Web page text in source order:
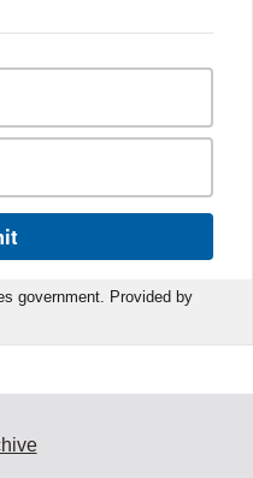
government. Provided by